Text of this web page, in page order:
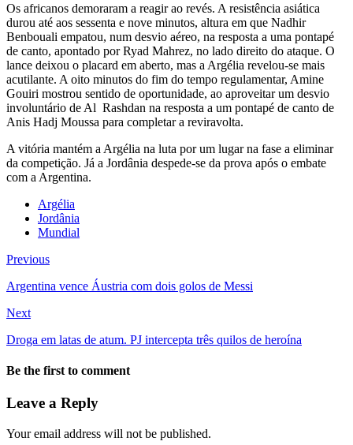
Os africanos demoraram a reagir ao revés. A resistência asiática
durou até aos sessenta e nove minutos, altura em que Nadhir
Benbouali empatou, num desvio aéreo, na resposta a uma pontapé
de canto, apontado por Ryad Mahrez, no lado direito do ataque. O
lance deixou o placard em aberto, mas a Argélia revelou-se mais
acutilante. A oito minutos do fim do tempo regulamentar, Amine
Gouiri mostrou sentido de oportunidade, ao aproveitar um desvio
involuntário de Al Rashdan na resposta a um pontapé de canto de
Anis Hadj Moussa para completar a reviravolta.
A vitória mantém a Argélia na luta por um lugar na fase a eliminar
da competição. Já a Jordânia despede-se da prova após o embate
com a Argentina.
Argélia
Jordânia
Mundial
Previous
Argentina vence Áustria com dois golos de Messi
Next
Droga em latas de atum. PJ intercepta três quilos de heroína
Be the first to comment
Leave a Reply
Your email address will not be published.